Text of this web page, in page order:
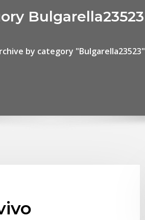
Bulgarella23523
by category "Bulgarella23523"